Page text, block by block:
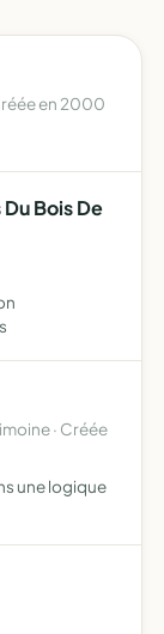
en 2000
Bois De
· Créée
une logique